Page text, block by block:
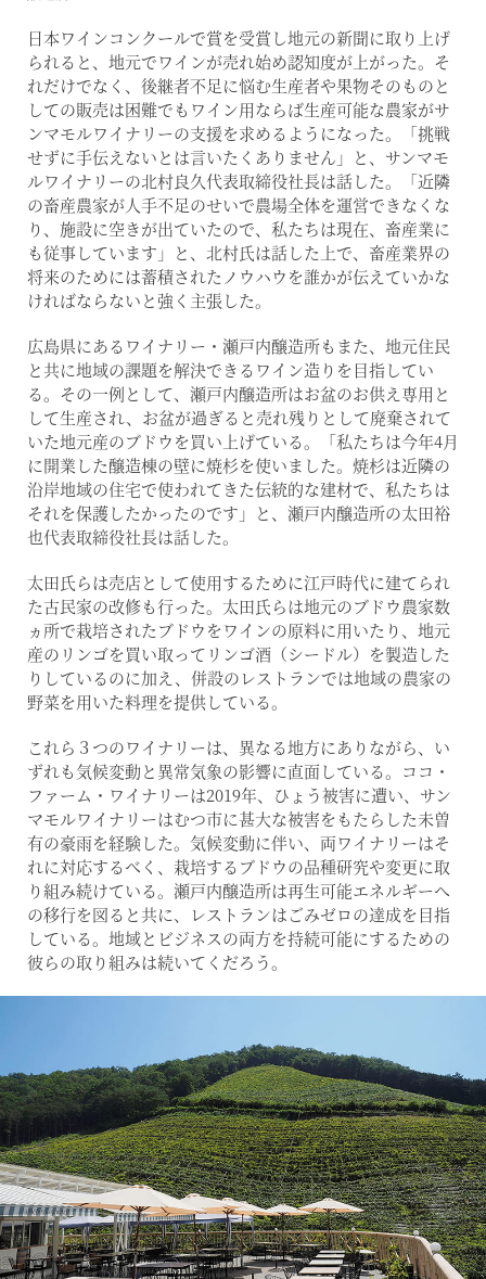
日本ワインコンクールで賞を受賞し地元の新聞に取り上げ
られると、地元でワインが売れ始め認知度が上がった。そ
れだけでなく、後継者不足に悩む生産者や果物そのものと
しての販売は困難でもワイン用ならば生産可能な農家がサ
ンマモルワイナリーの支援を求めるようになった。「挑戦
せずに手伝えないとは言いたくありません」と、サンマモ
ルワイナリーの北村良久代表取締役社長は話した。「近隣
の畜産農家が人手不足のせいで農場全体を運営できなくな
り、施設に空きが出ていたので、私たちは現在、畜産業に
も従事しています」と、北村氏は話した上で、畜産業界の
将来のためには蓄積されたノウハウを誰かが伝えていかな
ければならないと強く主張した。
広島県にあるワイナリー・瀬戸内醸造所もまた、地元住民
と共に地域の課題を解決できるワイン造りを目指してい
る。その一例として、瀬戸内醸造所はお盆のお供え専用と
して生産され、お盆が過ぎると売れ残りとして廃棄されて
いた地元産のブドウを買い上げている。「私たちは今年4月
に開業した醸造棟の壁に焼杉を使いました。焼杉は近隣の
沿岸地域の住宅で使われてきた伝統的な建材で、私たちは
それを保護したかったのです」と、瀬戸内醸造所の太田裕
也代表取締役社長は話した。
太田氏らは売店として使用するために江戸時代に建てられ
た古民家の改修も行った。太田氏らは地元のブドウ農家数
ヵ所で栽培されたブドウをワインの原料に用いたり、地元
産のリンゴを買い取ってリンゴ酒（シードル）を製造した
りしているのに加え、併設のレストランでは地域の農家の
野菜を用いた料理を提供している。
これら３つのワイナリーは、異なる地方にありながら、い
ずれも気候変動と異常気象の影響に直面している。ココ・
ファーム・ワイナリーは2019年、ひょう被害に遭い、サン
マモルワイナリーはむつ市に甚大な被害をもたらした未曽
有の豪雨を経験した。気候変動に伴い、両ワイナリーはそ
れに対応するべく、栽培するブドウの品種研究や変更に取
り組み続けている。瀬戸内醸造所は再生可能エネルギーへ
の移行を図ると共に、レストランはごみゼロの達成を目指
している。地域とビジネスの両方を持続可能にするための
彼らの取り組みは続いてくだろう。